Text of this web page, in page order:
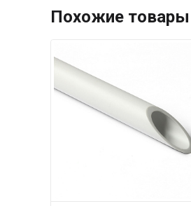
Похожие товары